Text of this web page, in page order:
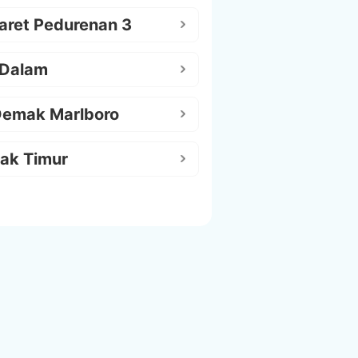
Pedurenan 3
Marlboro
Timur